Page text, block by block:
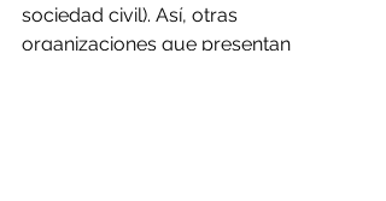
sociedad civil). Así, otras
organizaciones que presentan